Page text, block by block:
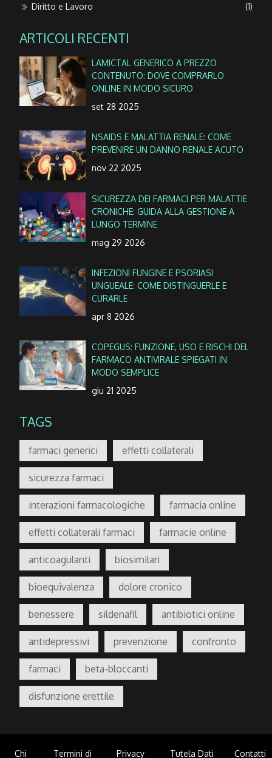
Diritto e Lavoro
(1)
ARTICOLI RECENTI
LAMICTAL GENERICO A PREZZO
CONTENUTO: DOVE COMPRARLO
ONLINE IN MODO SICURO
set 28 2025
NSAIDS E MALATTIA RENALE: COME
PREVENIRE UN DANNO RENALE ACUTO
nov 22 2025
SICUREZZA DEI FARMACI PER MALATTIE
CRONICHE: GUIDA ALLA GESTIONE A
LUNGO TERMINE
mag 29 2026
INFEZIONI FUNGINE E PSORIASI
UNGUEALE: COME DISTINGUERLE E
CURARLE
apr 8 2026
COPEGUS: FUNZIONE, USO E RISCHI DEL
FARMACO ANTIVIRALE SPIEGATI IN
MODO SEMPLICE
giu 21 2025
TAGS
farmaci generici effetti collaterali
sicurezza farmaci
interazioni farmacologiche farmacia online
effetti collaterali farmaci farmacie online
anticoagulanti biosimilari
bioequivalenza dolore cronico
benessere sildenafil antibiotici online
antidepressivi prevenzione confronto
farmaci beta-bloccanti
disfunzione erettile
Chi Termini di Privacy Tutela Dati Contatti